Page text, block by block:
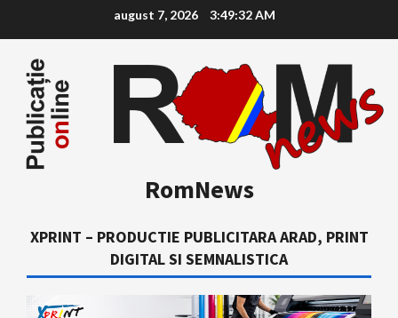
content
august 7, 2026 3:49:33 AM
RomNews
XPRINT – PRODUCTIE PUBLICITARA ARAD, PRINT
DIGITAL SI SEMNALISTICA